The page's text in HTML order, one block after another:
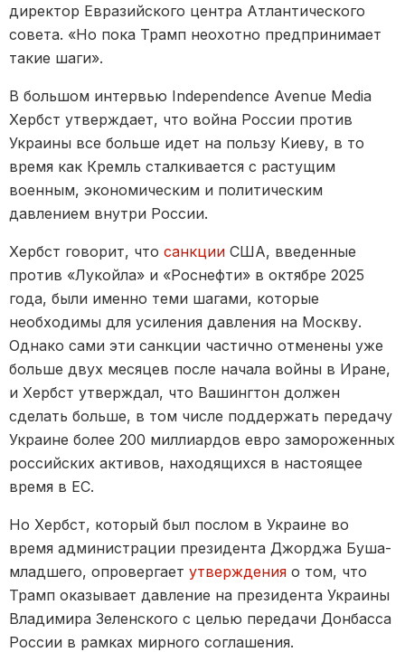
директор Евразийского центра Атлантического
совета. «Но пока Трамп неохотно предпринимает
такие шаги».
В большом интервью Independence Avenue Media
Хербст утверждает, что война России против
Украины все больше идет на пользу Киеву, в то
время как Кремль сталкивается с растущим
военным, экономическим и политическим
давлением внутри России.
Хербст говорит, что санкции США, введенные
против «Лукойла» и «Роснефти» в октябре 2025
года, были именно теми шагами, которые
необходимы для усиления давления на Москву.
Однако сами эти санкции частично отменены уже
больше двух месяцев после начала войны в Иране,
и Хербст утверждал, что Вашингтон должен
сделать больше, в том числе поддержать передачу
Украине более 200 миллиардов евро замороженных
российских активов, находящихся в настоящее
время в ЕС.
Но Хербст, который был послом в Украине во
время администрации президента Джорджа Буша-
младшего, опровергает утверждения о том, что
Трамп оказывает давление на президента Украины
Владимира Зеленского с целью передачи Донбасса
России в рамках мирного соглашения.